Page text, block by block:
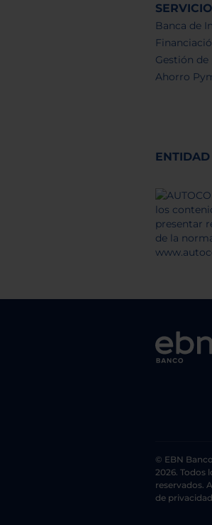
Banca de
Gestión
Ahorro
© EBN
2026. Todos
reservados.
de